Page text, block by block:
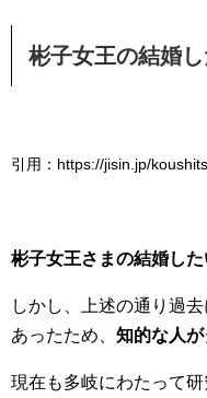
彬子女王の結婚
引用：https://jisin.jp/
彬子女王さまの結婚した
しかし、上述の通り過
あったため、 知的な人が
現在も多岐にわたって